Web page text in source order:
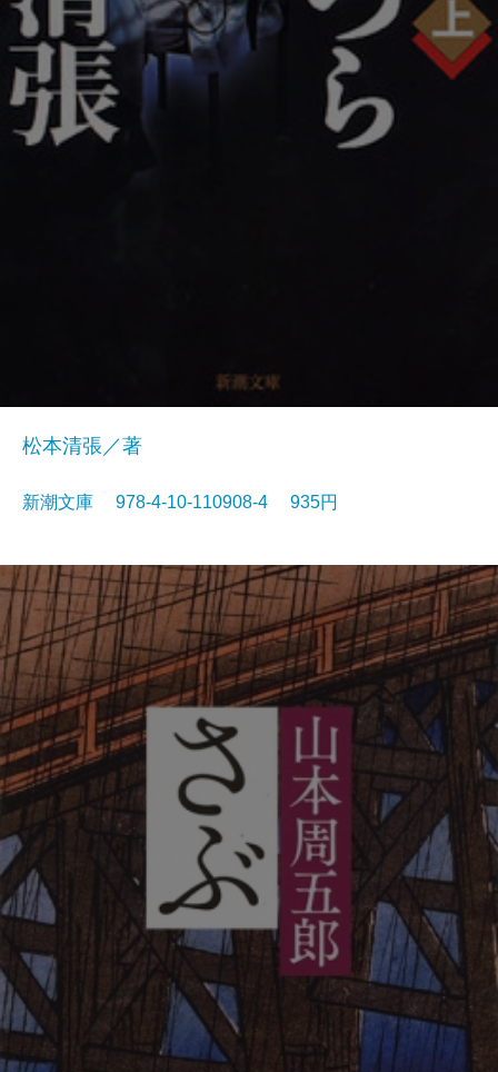
松本清張／著
新潮文庫 978-4-10-110908-4 935円